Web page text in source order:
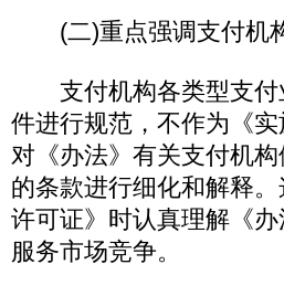
(二)重点强调支付机
支付机构各类型支付
件进行规范，不作为《
对《办法》有关支付机
的条款进行细化和解释
许可证》时认真理解《
服务市场竞争。